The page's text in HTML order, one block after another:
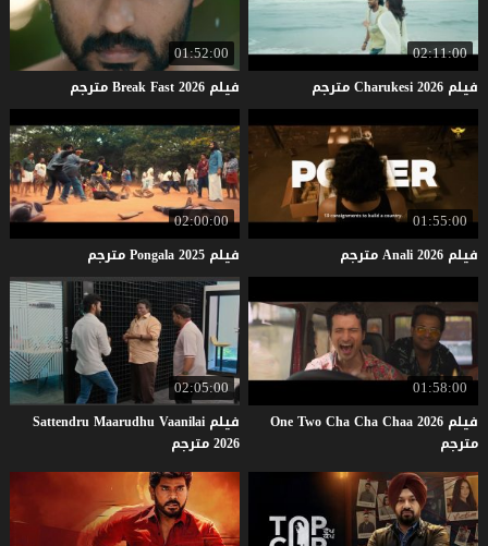
02:11:00
فيلم Charukesi2026 مترجم
01:52:00
فيلم BreakFast2026 مترجم
01:55:00
فيلم Anali2026 مترجم
02:00:00
فيلم Pongala2025 مترجم
01:58:00
فيلم One Two Cha Cha Chaa 2026
مترجم
02:05:00
فيلم Sattendru Maarudhu Vaanilai
2026 مترجم